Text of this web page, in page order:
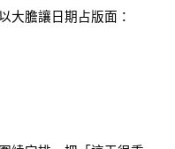
大膽讓日期占版面：